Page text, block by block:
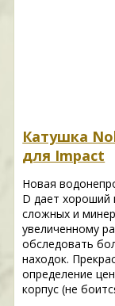
Катушка
для Impact
Новая
D дает хороший
сложных и
увеличенному
обследовать
находок.
определение
корпус (не